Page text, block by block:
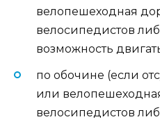
велопешеходная
велосипедистов
возможность
по обочине (если
или
велосипедистов